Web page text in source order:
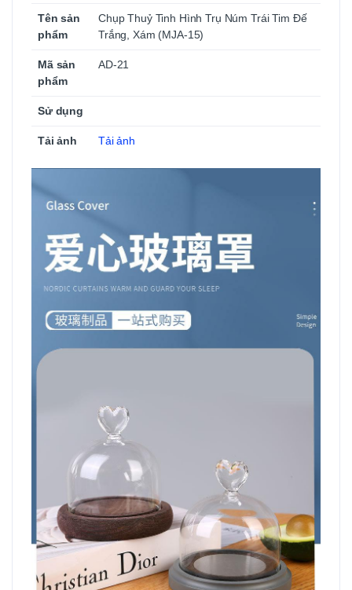
Tên sản
phẩm
Chụp Thuỷ Tinh Hình Trụ Núm Trái Tim Đế
Trắng, Xám (MJA-15)
Mã sản
phẩm
AD-21
Sử dụng
Tải ảnh Tải ảnh